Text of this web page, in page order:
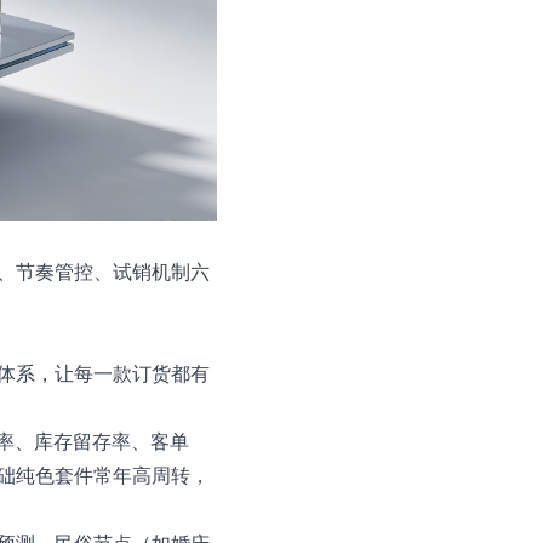
节奏管控、试销机制六
系，让每一款订货都有
、库存留存率、客单
色套件常年高周转，